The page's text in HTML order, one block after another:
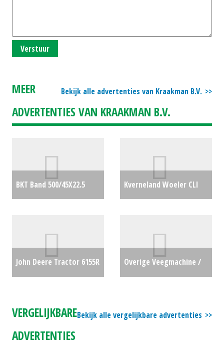
Verstuur
Bekijk alle advertenties van Kraakman B.V.
MEER
ADVERTENTIES VAN KRAAKMAN B.V.
BKT Band 500/45X22.5
Kverneland Woeler CLI
John Deere Tractor 6155R
Overige Veegmachine /
#25826
Bekijk alle vergelijkbare advertenties
VERGELIJKBARE
ADVERTENTIES